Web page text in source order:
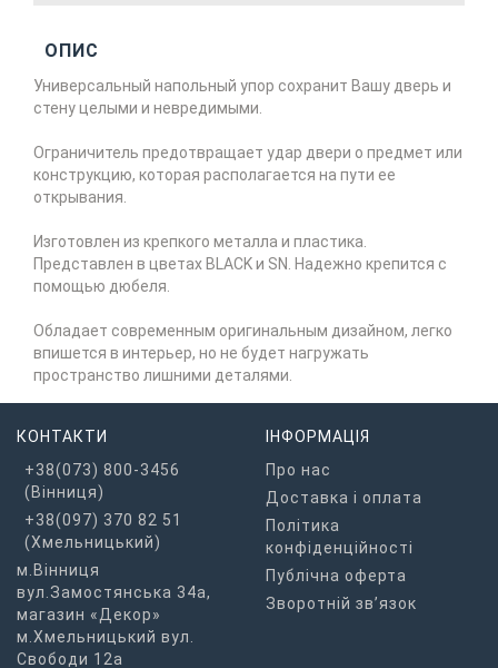
ОПИС
Универсальный напольный упор сохранит Вашу дверь и
стену целыми и невредимыми.
Ограничитель предотвращает удар двери о предмет или
конструкцию, которая располагается на пути ее
открывания.
Изготовлен из крепкого металла и пластика.
Представлен в цветах BLACK и SN. Надежно крепится с
помощью дюбеля.
Обладает современным оригинальным дизайном, легко
впишется в интерьер, но не будет нагружать
пространство лишними деталями.
КОНТАКТИ
+38(073) 800-3456
(Вінниця)
+38(097) 370 82 51
(Хмельницький)
м.Вінниця
вул.Замостянська 34а,
магазин «Декор»
м.Хмельницький вул.
Свободи 12а
ІНФОРМАЦІЯ
Про нас
Доставка і оплата
Політика
конфіденційності
Публічна оферта
Зворотній зв’язок